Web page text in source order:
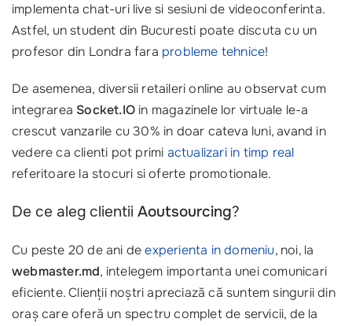
implementa chat-uri live si sesiuni de videoconferinta.
Astfel, un student din Bucuresti poate discuta cu un
profesor din Londra fara probleme tehnice!
De asemenea, diversii retaileri online au observat cum
integrarea Socket.IO in magazinele lor virtuale le-a
crescut vanzarile cu 30% in doar cateva luni, avand in
vedere ca clienti pot primi actualizari in timp real
referitoare la stocuri si oferte promotionale.
De ce aleg clientii Aoutsourcing?
Cu peste 20 de ani deexperienta in domeniu, noi, la
webmaster.md, intelegem importanta unei comunicari
eficiente. Clienții noștri apreciază că suntem singurii din
oraș care oferă un spectru complet de servicii, de la